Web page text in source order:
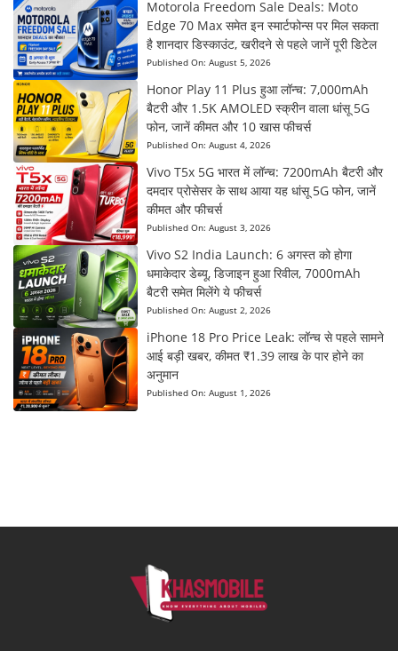
Motorola Freedom Sale Deals: Moto
Edge 70 Max समेत इन स्मार्टफोन्स पर मिल सकता
है शानदार डिस्काउंट, खरीदने से पहले जानें पूरी डिटेल
Published On: August 5, 2026
Honor Play 11 Plus हुआ लॉन्च: 7,000mAh
बैटरी और 1.5K AMOLED स्क्रीन वाला धांसू 5G
फोन, जानें कीमत और 10 खास फीचर्स
Published On: August 4, 2026
Vivo T5x 5G भारत में लॉन्च: 7200mAh बैटरी और
दमदार प्रोसेसर के साथ आया यह धांसू 5G फोन, जानें
कीमत और फीचर्स
Published On: August 3, 2026
Vivo S2 India Launch: 6 अगस्त को होगा
धमाकेदार डेब्यू, डिजाइन हुआ रिवील, 7000mAh
बैटरी समेत मिलेंगे ये फीचर्स
Published On: August 2, 2026
iPhone 18 Pro Price Leak: लॉन्च से पहले सामने
आई बड़ी खबर, कीमत ₹1.39 लाख के पार होने का
अनुमान
Published On: August 1, 2026